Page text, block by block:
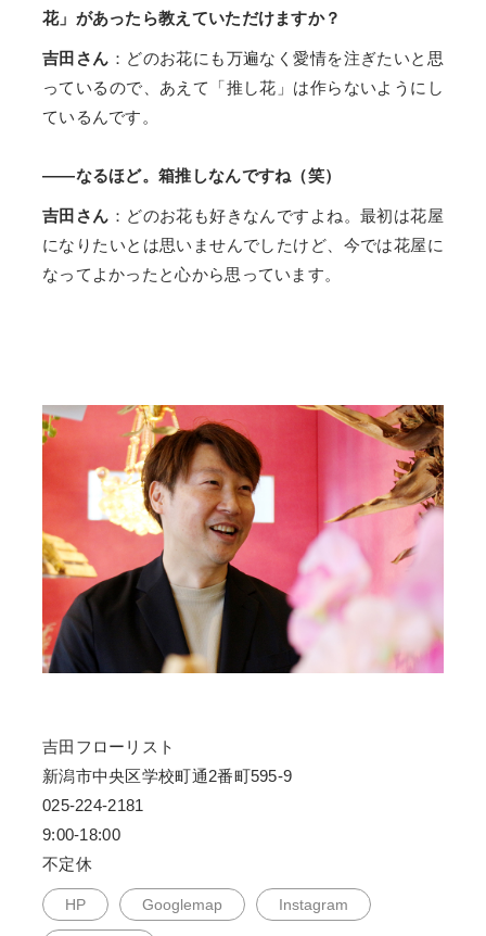
花」があったら教えていただけますか？
吉田さん ：どのお花にも万遍なく愛情を注ぎたいと思
っているので、あえて「推し花」は作らないようにし
ているんです。
——なるほど。箱推しなんですね（笑）
吉田さん ：どのお花も好きなんですよね。最初は花屋
になりたいとは思いませんでしたけど、今では花屋に
なってよかったと心から思っています。
吉田フローリスト
新潟市中央区学校町通2番町595-9
025-224-2181
9:00-18:00
不定休
HP Googlemap Instagram